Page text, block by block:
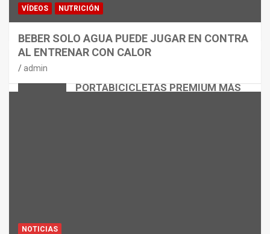
PORTABICICLETAS PREMIUM MÁS
VÍDEOS NUTRICIÓN
BEBER SOLO AGUA PUEDE JUGAR EN CONTRA
AL ENTRENAR CON CALOR
admin
NOTICIAS